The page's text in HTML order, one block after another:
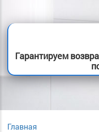
Гарантируем
Главная